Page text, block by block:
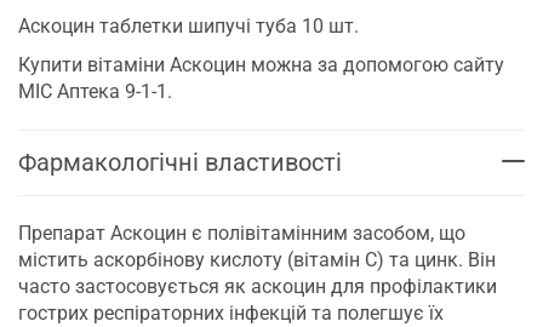
Аскоцин таблетки шипучі туба 10 шт.
Купити вітаміни Аскоцин можна за допомогою сайту
МІС Аптека 9-1-1.
Фармакологічні властивості
Препарат Аскоцин є полівітамінним засобом, що
містить аскорбінову кислоту (вітамін С) та цинк. Він
часто застосовується як аскоцин для профілактики
гострих респіраторних інфекцій та полегшує їх